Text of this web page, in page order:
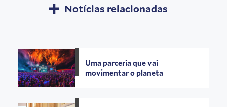
Notícias relacionadas
Uma parceria que vai
movimentar o planeta